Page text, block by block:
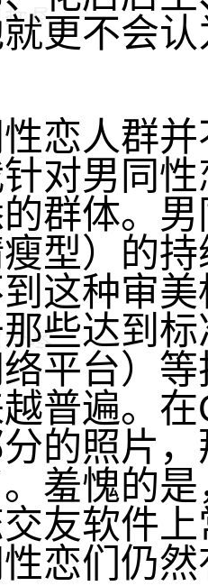
更不会
恋人群
对男同
群体。
瘦型）的
这种审
些达到
平台）
普遍。
的照片
羞愧的
友软件
恋们仍